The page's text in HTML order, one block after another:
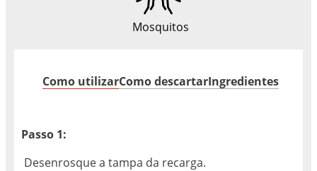
Mosquitos
Como utilizarComo descartarIngredientes
Passo 1:
Desenrosque a tampa da recarga.